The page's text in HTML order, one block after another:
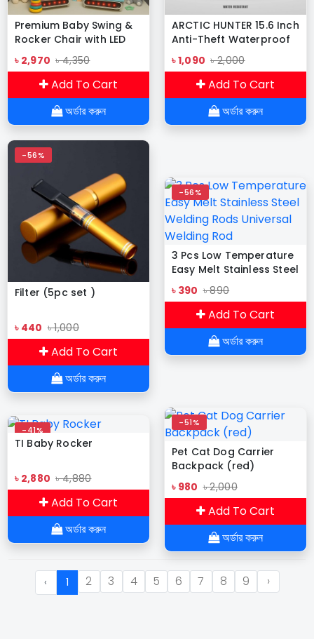
Premium Baby Swing &
Rocker Chair with LED
Lights and Built-in
Speaker
৳ 2,970 ৳ 4,350
Add To Cart
অর্ডার করুন
ARCTIC HUNTER 15.6 Inch
Anti-Theft Waterproof
Business Laptop And
Travel Backpack
৳ 1,090 ৳ 2,000
Add To Cart
অর্ডার করুন
-56%
Filter (5pc set )
৳ 440 ৳ 1,000
Add To Cart
অর্ডার করুন
-56%
3 Pcs Low Temperature
Easy Melt Stainless Steel
Welding Rods Universal
Welding Rod
৳ 390 ৳ 890
Add To Cart
অর্ডার করুন
-41%
TI Baby Rocker
৳ 2,880 ৳ 4,880
Add To Cart
অর্ডার করুন
-51%
Pet Cat Dog Carrier
Backpack (red)
৳ 980 ৳ 2,000
Add To Cart
অর্ডার করুন
‹ 1 2 3 4 5 6 7 8 9 ›